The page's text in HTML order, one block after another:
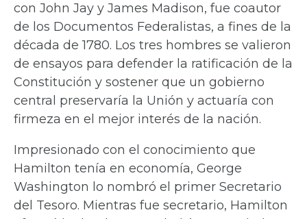
con John Jay y James Madison, fue coautor
de los Documentos Federalistas, a fines de la
década de 1780. Los tres hombres se valieron
de ensayos para defender la ratificación de la
Constitución y sostener que un gobierno
central preservaría la Unión y actuaría con
firmeza en el mejor interés de la nación.
Impresionado con el conocimiento que
Hamilton tenía en economía, George
Washington lo nombró el primer Secretario
del Tesoro. Mientras fue secretario, Hamilton